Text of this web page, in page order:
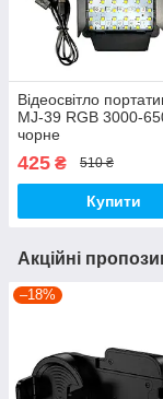
Відеосвітло
MJ-39 RGB 3000-
чорне
425 ₴ 510 ₴
Купити
Акційні
–18%